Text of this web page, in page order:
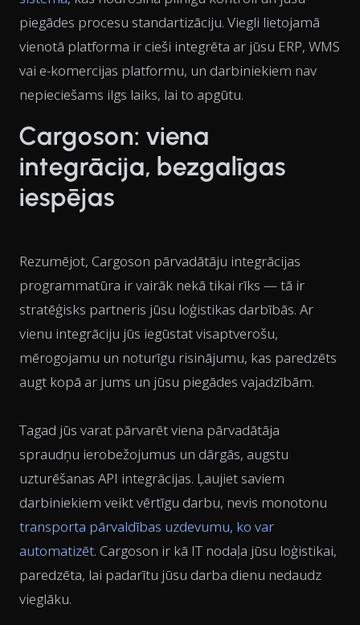
piegādes procesu standartizāciju. Viegli lietojamā
vienotā platforma ir cieši integrēta ar jūsu ERP, WMS
vai e-komercijas platformu, un darbiniekiem nav
nepieciešams ilgs laiks, lai to apgūtu.
Cargoson: viena
integrācija, bezgalīgas
iespējas
Rezumējot, Cargoson pārvadātāju integrācijas
programmatūra ir vairāk nekā tikai rīks — tā ir
stratēģisks partneris jūsu loģistikas darbībās. Ar
vienu integrāciju jūs iegūstat visaptverošu,
mērogojamu un noturīgu risinājumu, kas paredzēts
augt kopā ar jums un jūsu piegādes vajadzībām.
Tagad jūs varat pārvarēt viena pārvadātāja
spraudņu ierobežojumus un dārgās, augstu
uzturēšanas API integrācijas. Ļaujiet saviem
darbiniekiem veikt vērtīgu darbu, nevis monotonu
transporta pārvaldības uzdevumu, ko var
automatizēt. Cargoson ir kā IT nodaļa jūsu loģistikai,
paredzēta, lai padarītu jūsu darba dienu nedaudz
vieglāku.